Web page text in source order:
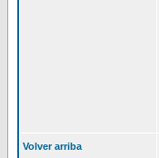
Volver arriba